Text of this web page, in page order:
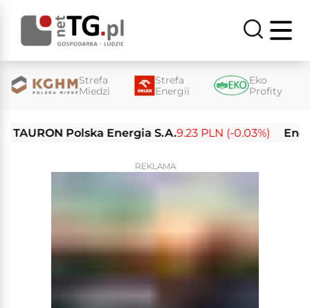
Strefa
Miedzi
Strefa
Energii
Eko
Profity
Polska Energia S.A. 9.23 PLN (-0.03%) Enea
REKLAMA